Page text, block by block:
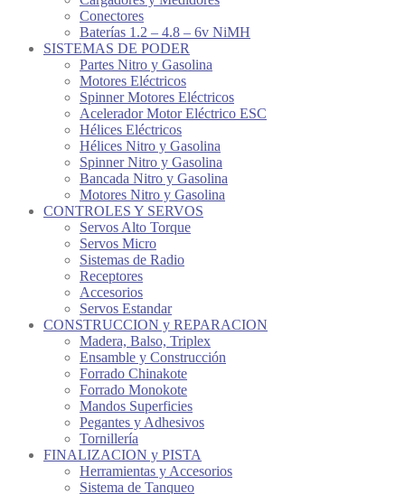
Conectores
Baterías 1.2 – 4.8 – 6v NiMH
SISTEMAS DE PODER
Partes Nitro y Gasolina
Motores Eléctricos
Spinner Motores Eléctricos
Acelerador Motor Eléctrico ESC
Hélices Eléctricos
Hélices Nitro y Gasolina
Spinner Nitro y Gasolina
Bancada Nitro y Gasolina
Motores Nitro y Gasolina
CONTROLES Y SERVOS
Servos Alto Torque
Servos Micro
Sistemas de Radio
Receptores
Accesorios
Servos Estandar
CONSTRUCCION y REPARACION
Madera, Balso, Triplex
Ensamble y Construcción
Forrado Chinakote
Forrado Monokote
Mandos Superficies
Pegantes y Adhesivos
Tornillería
FINALIZACION y PISTA
Herramientas y Accesorios
Sistema de Tanqueo